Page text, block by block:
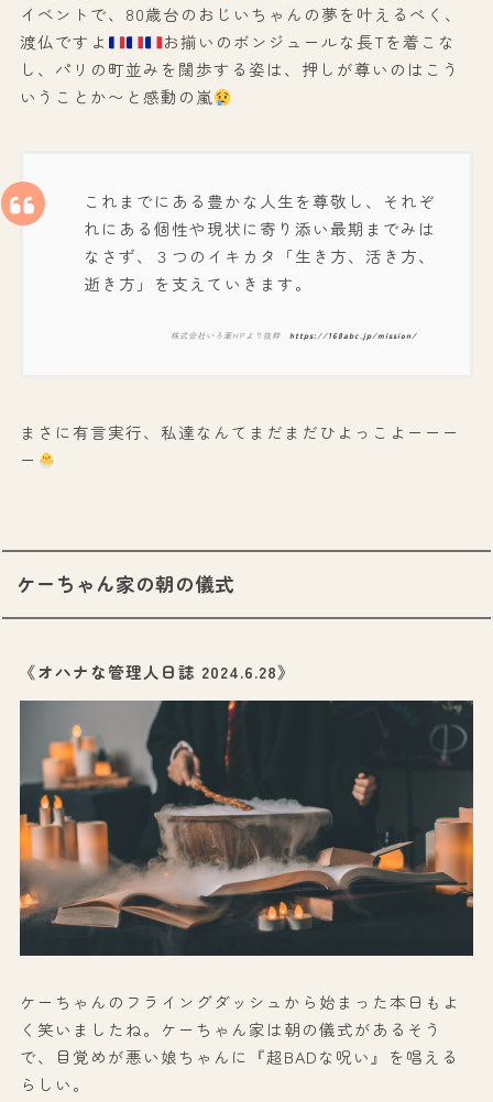
イベントで、80歳台のおじいちゃんの夢を叶えるべく、
渡仏ですよ
お揃いのボンジュールな長Tを着こな
し、パリの町並みを闊歩する姿は、押しが尊いのはこう
いうことか〜と感動の嵐
これまでにある豊かな人生を尊敬し、それぞ
れにある個性や現状に寄り添い最期までみは
なさず、３つのイキカタ「生き方、活き方、
逝き方」を支えていきます。
株式会社いろ葉HPより抜粋https://168abc.jp/mission/
まさに有言実行、私達なんてまだまだひよっこよーーー
ー
ケーちゃん家の朝の儀式
《オハナな管理人日誌 2024.6.28》
ケーちゃんのフライングダッシュから始まった本日もよ
く笑いましたね。ケーちゃん家は朝の儀式があるそう
で、目覚めが悪い娘ちゃんに『超BADな呪い』を唱える
らしい。